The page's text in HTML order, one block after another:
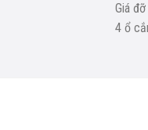
Giá
4 ổ